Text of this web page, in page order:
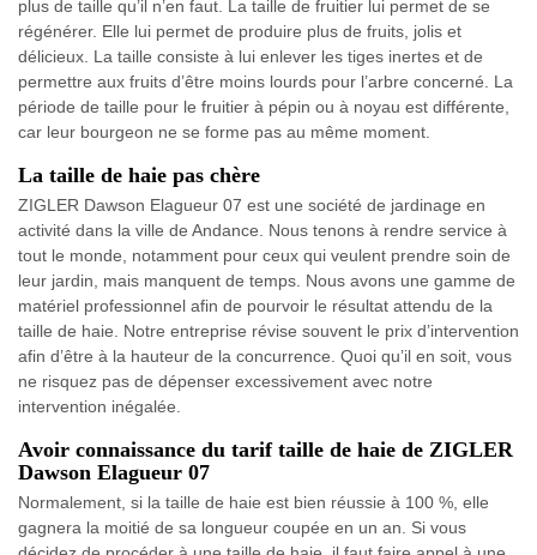
plus de taille qu’il n’en faut. La taille de fruitier lui permet de se
régénérer. Elle lui permet de produire plus de fruits, jolis et
délicieux. La taille consiste à lui enlever les tiges inertes et de
permettre aux fruits d’être moins lourds pour l’arbre concerné. La
période de taille pour le fruitier à pépin ou à noyau est différente,
car leur bourgeon ne se forme pas au même moment.
La taille de haie pas chère
ZIGLER Dawson Elagueur 07 est une société de jardinage en
activité dans la ville de Andance. Nous tenons à rendre service à
tout le monde, notamment pour ceux qui veulent prendre soin de
leur jardin, mais manquent de temps. Nous avons une gamme de
matériel professionnel afin de pourvoir le résultat attendu de la
taille de haie. Notre entreprise révise souvent le prix d’intervention
afin d’être à la hauteur de la concurrence. Quoi qu’il en soit, vous
ne risquez pas de dépenser excessivement avec notre
intervention inégalée.
Avoir connaissance du tarif taille de haie de ZIGLER
Dawson Elagueur 07
Normalement, si la taille de haie est bien réussie à 100 %, elle
gagnera la moitié de sa longueur coupée en un an. Si vous